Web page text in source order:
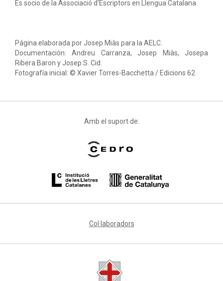
Es socio de la Associació d'Escriptors en Llengua Catalana.
Página elaborada por Josep Miàs para la AELC.
Documentación: Andreu Carranza, Josep Miàs, Josepa
Ribera Baron y Josep S. Cid.
Fotografía inicial: © Xavier Torres-Bacchetta / Edicions 62.
Amb el suport de:
Col·laboradors